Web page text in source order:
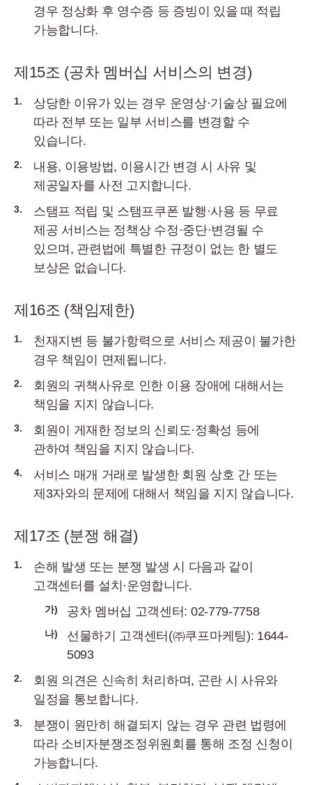
경우 정상화 후 영수증 등 증빙이 있을 때 적립
가능합니다.
제15조 (공차 멤버십 서비스의 변경)
1.
상당한 이유가 있는 경우 운영상·기술상 필요에
따라 전부 또는 일부 서비스를 변경할 수
있습니다.
2.
내용, 이용방법, 이용시간 변경 시 사유 및
제공일자를 사전 고지합니다.
3.
스탬프 적립 및 스탬프쿠폰 발행·사용 등 무료
제공 서비스는 정책상 수정·중단·변경될 수
있으며, 관련법에 특별한 규정이 없는 한 별도
보상은 없습니다.
제16조 (책임제한)
1.
천재지변 등 불가항력으로 서비스 제공이 불가한
경우 책임이 면제됩니다.
2.
회원의 귀책사유로 인한 이용 장애에 대해서는
책임을 지지 않습니다.
3.
회원이 게재한 정보의 신뢰도·정확성 등에
관하여 책임을 지지 않습니다.
4.
서비스 매개 거래로 발생한 회원 상호 간 또는
제3자와의 문제에 대해서 책임을 지지 않습니다.
제17조 (분쟁 해결)
1.
손해 발생 또는 분쟁 발생 시 다음과 같이
고객센터를 설치·운영합니다.
가) 공차 멤버십 고객센터: 02-779-7758
나)
선물하기 고객센터(㈜쿠프마케팅): 1644-
5093
2.
회원 의견은 신속히 처리하며, 곤란 시 사유와
일정을 통보합니다.
3.
분쟁이 원만히 해결되지 않는 경우 관련 법령에
따라 소비자분쟁조정위원회를 통해 조정 신청이
가능합니다.